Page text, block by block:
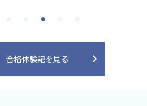
合格体験記を見る